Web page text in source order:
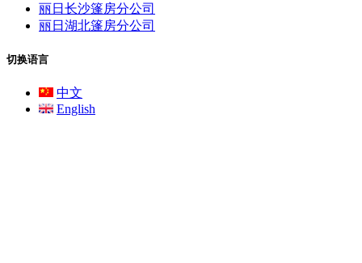
丽日长沙篷房分公司
丽日湖北篷房分公司
切换语言
中文
English